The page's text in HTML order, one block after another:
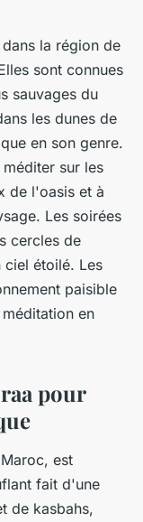
la région de
sont connues
sauvages du
les dunes de
en son genre.
sur les
de l'oasis et à
Les soirées
cercles de
ciel étoilé. Les
paisible
en
pour
est
fait d'une
de kasbahs,